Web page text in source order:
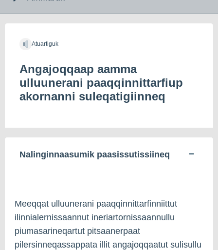
indholdet
Atuartiguk
Angajoqqaap aamma
ulluunerani paaqqinnittarfiup
akornanni suleqatigiinneq
Nalinginnaasumik paasissutissiineq
Meeqqat ulluunerani paaqqinnittarfinniittut
ilinnialernissaannut ineriartornissaannullu
piumasarineqartut pitsaanerpaat
pilersinneqassappata illit angajoqqaatut sulisullu